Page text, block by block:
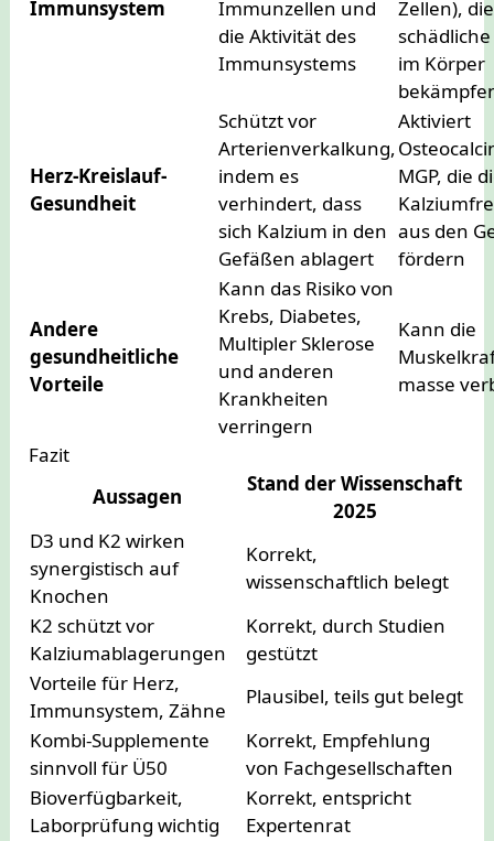
Immunsystem
Immunzellen und
die Aktivität des
Immunsystems
Zellen), die
im Körper
Herz-Kreislauf-
Gesundheit
Schützt vor
Arterienverkalkung,
indem es
verhindert, dass
sich Kalzium in den
Gefäßen ablagert
Aktiviert
MGP, die
aus den
fördern
Andere
gesundheitliche
Vorteile
Kann das Risiko von
Krebs, Diabetes,
Multipler Sklerose
und anderen
Krankheiten
verringern
Kann die
masse
Fazit
Aussagen
Stand der Wissenschaft
2025
D3 und K2 wirken
synergistisch auf
Knochen
Korrekt,
wissenschaftlich belegt
K2 schützt vor
Kalziumablagerungen
Korrekt, durch Studien
gestützt
Vorteile für Herz,
Immunsystem, Zähne
Plausibel, teils gut belegt
Kombi-Supplemente
sinnvoll für Ü50
Korrekt, Empfehlung
von Fachgesellschaften
Bioverfügbarkeit,
Laborprüfung wichtig
Korrekt, entspricht
Expertenrat